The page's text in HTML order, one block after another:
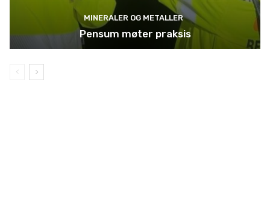
MINERALER OG METALLER
Pensum møter praksis